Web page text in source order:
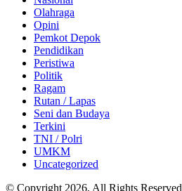
Olahraga
Opini
Pemkot Depok
Pendidikan
Peristiwa
Politik
Ragam
Rutan / Lapas
Seni dan Budaya
Terkini
TNI / Polri
UMKM
Uncategorized
© Copyright 2026, All Rights Reserved